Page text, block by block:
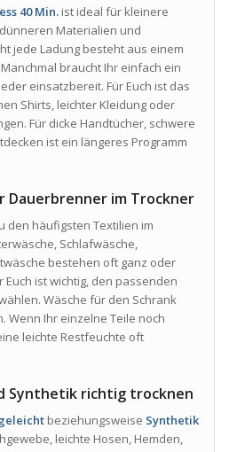
40 Min.ist ideal für kleinere
Materialien und
jede Ladung besteht aus einem
braucht Ihr einfach ein
einsatzbereit. Für Euch ist das
Shirts, leichter Kleidung oder
Für dicke Handtücher, schwere
ist ein längeres Programm
Dauerbrenner im Trockner
den häufigsten Textilien im
Schlafwäsche,
bestehen oft ganz oder
Euch ist wichtig, den passenden
Wäsche für den Schrank
Wenn Ihr einzelne Teile noch
leichte Restfeuchte oft
Synthetik richtig trocknen
beziehungsweise Synthetik
leichte Hosen, Hemden,